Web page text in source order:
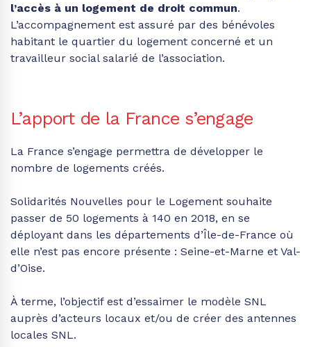
l’accès à un logement de droit commun.
L’accompagnement est assuré par des bénévoles
habitant le quartier du logement concerné et un
travailleur social salarié de l’association.
L’apport de la France s’engage
La France s’engage permettra de développer le
nombre de logements créés.
Solidarités Nouvelles pour le Logement souhaite
passer de 50 logements à 140 en 2018, en se
déployant dans les départements d’Île-de-France où
elle n’est pas encore présente : Seine-et-Marne et Val-
d’Oise.
À terme, l’objectif est d’essaimer le modèle SNL
auprès d’acteurs locaux et/ou de créer des antennes
locales SNL.